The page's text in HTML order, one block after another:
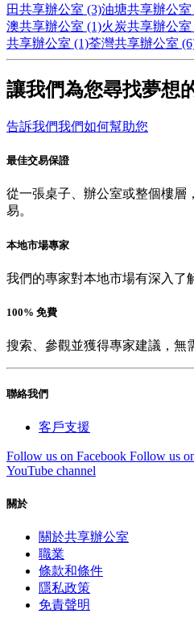
田共享辦公室 (3)油塘共享辦公室
澳共享辦公室 (1)火炭共享辦公室
共享辦公室 (1)荃灣共享辦公室
讓我們為您尋找夢想
告訴我們我們如何幫助您
最佳交易保證
從一張桌子、辦公室或整個樓層
易。
本地市場專家
我們的專家對本地市場有深入了
100% 免費
搜索、參觀並獲得專家建議，無
聯絡我們
客戶支援
Follow us on Facebook Follow us
YouTube channel
關於
關於共享辦公室
職業
條款和條件
隱私政策
免責聲明